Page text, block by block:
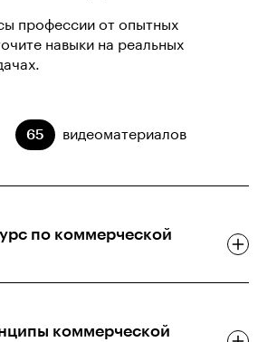
профессии от опытных
навыки на реальных
65 видеоматериалов
по коммерческой
коммерческой